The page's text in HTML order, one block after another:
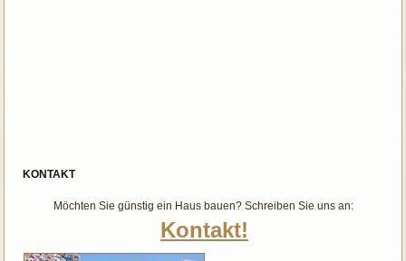
KONTAKT
Möchten Sie günstig ein Haus bauen? Schreiben Sie uns an:
Kontakt!